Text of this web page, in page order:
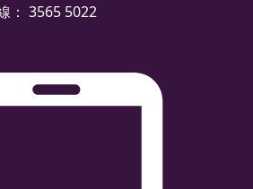
： 3565 5022